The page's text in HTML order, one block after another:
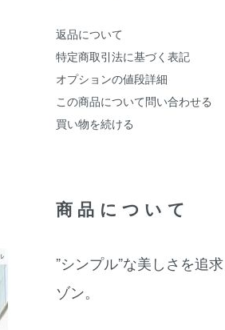
返品について
特定商取引法に基づく表記
オプションの値段詳細
この商品について問い合わせる
買い物を続ける
商品について
”シンプル”な美しさを追
ゾン。